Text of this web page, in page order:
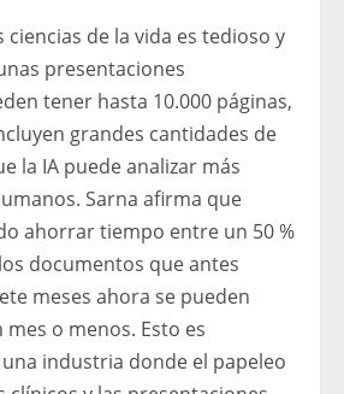
ciencias de la vida es tedioso y
presentaciones
tener hasta 10.000 páginas,
grandes cantidades de
la IA puede analizar más
Sarna afirma que
ahorrar tiempo entre un 50 %
documentos que antes
meses ahora se pueden
o menos. Esto es
industria donde el papeleo